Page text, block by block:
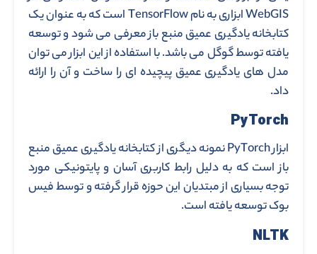
WebGIS ابزاری به نام TensorFlow است که به عنوان یک
کتابخانه یادگیری عمیق منبع باز معرفی می شود و توسعه
یافته توسط گوگل می باشد. با استفاده از این ابزار می توان
مدل های یادگیری عمیق پیچیده ای را ساخت و آن را ارائه
داد.
PyTorch
ابزار PyTorch نمونه دیگری از کتابخانه یادگیری عمیق منبع
باز است که به دلیل رابط کاربری آسان و پایتونیکی مورد
توجه بسیاری از مبتدیان این حوزه قرار گرفته و توسط فیس
بوک توسعه یافته است.
NLTK